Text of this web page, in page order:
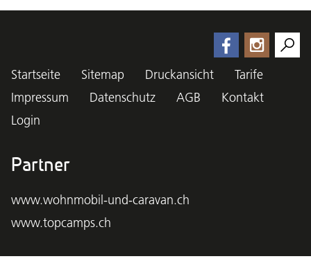
Startseite Sitemap Druckansicht
Tarife
Impressum
Datenschutz AGB
Kontakt
Login
Partner
www.wohnmobil-und-caravan.ch
www.topcamps.ch